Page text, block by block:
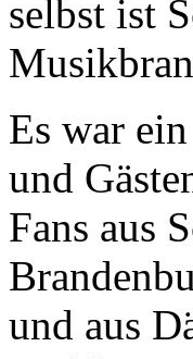
selbst ist
Es war
und
Fans aus
und aus